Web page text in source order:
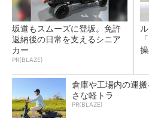
坂道もスムーズに登坂。免許
返納後の日常を支えるシニア
カー
PR(BLAZE)
倉庫や工場内の運
さな軽トラ
PR(BLAZE)